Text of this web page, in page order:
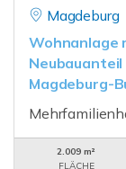
Magdeburg
Wohnanlage
Magdeburg-
2.009 m²
FLÄCHE